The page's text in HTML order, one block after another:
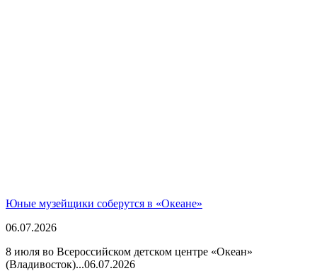
Юные музейщики соберутся в «Океане»
06.07.2026
8 июля во Всероссийском детском центре «Океан»
(Владивосток)...06.07.2026